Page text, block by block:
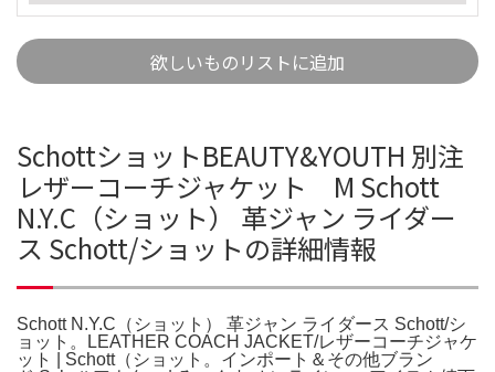
欲しいものリストに追加
SchottショットBEAUTY&YOUTH 別注
レザーコーチジャケット M Schott
N.Y.C（ショット） 革ジャン ライダー
ス Schott/ショットの詳細情報
Schott N.Y.C（ショット） 革ジャン ライダース Schott/シ
ョット。LEATHER COACH JACKET/レザーコーチジャケ
ット | Schott（ショット。インポート＆その他ブラン